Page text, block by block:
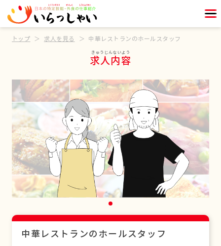
トップ 求人を見る 中華レストランのホールスタッフ
求人内容
中華レストランのホールスタッフ